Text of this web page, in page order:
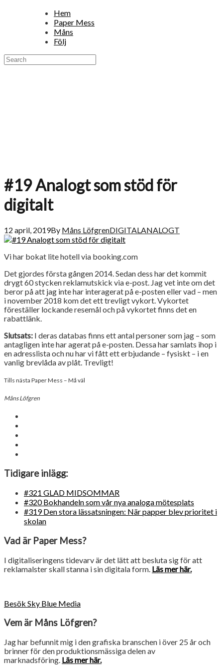
Hem
Paper Mess
Måns
Följ
#19 Analogt som stöd för
digitalt
12 april, 2019By Måns LöfgrenDIGITALANALOGT
Vi har bokat lite hotell via booking.com
Det gjordes första gången 2014. Sedan dess har det kommit
drygt 60 stycken reklamutskick via e-post. Jag vet inte om det
beror på att jag inte har interagerat på e-posten eller vad – men
i november 2018 kom det ett trevligt vykort. Vykortet
föreställer lockande resemål och på vykortet finns det en
rabattlänk.
Slutsats: I deras databas finns ett antal personer som jag – som
antagligen inte har agerat på e-posten. Dessa har samlats ihop i
en adresslista och nu har vi fått ett erbjudande – fysiskt – i en
vanlig brevlåda av plåt. Trevligt!
Tills nästa Paper Mess – Må väl
Måns Löfgren
Tidigare inlägg:
#321 GLAD MIDSOMMAR
#320 Bokhandeln som vår nya analoga mötesplats
#319 Den stora lässatsningen: När papper blev prioritet i
skolan
Vad är Paper Mess?
I digitaliseringens tidevarv är det lätt att besluta sig för att
reklamalster skall stanna i sin digitala form. Läs mer här.
Besök Sky Blue Media
Vem är Måns Löfgren?
Jag har befunnit mig i den grafiska branschen i över 25 år och
brinner för den produktionsmässiga delen av
marknadsföring. Läs mer här.